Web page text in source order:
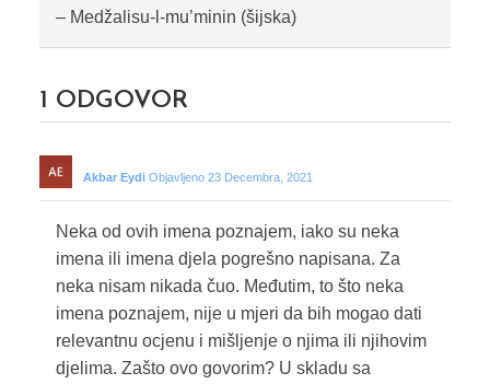
– Medžalisu-l-mu’minin (šijska)
1 ODGOVOR
Akbar Eydi Objavljeno 23 Decembra, 2021
Neka od ovih imena poznajem, iako su neka
imena ili imena djela pogrešno napisana. Za
neka nisam nikada čuo. Međutim, to što neka
imena poznajem, nije u mjeri da bih mogao dati
relevantnu ocjenu i mišljenje o njima ili njihovim
djelima. Zašto ovo govorim? U skladu sa